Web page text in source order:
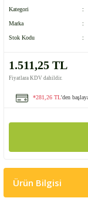
Kategori
Marka
Stok Kodu
1.511,25 TL
Fiyatlara KDV dahildir.
*281,26 TL'den
Ürün Bilgisi